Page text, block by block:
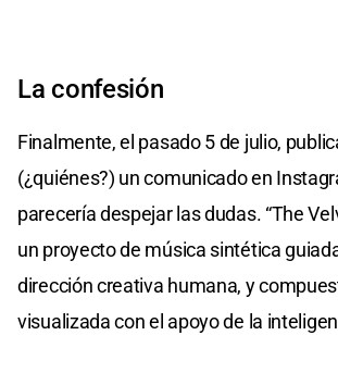
La confesión
Finalmente, el pasado 5 de julio,
(¿quiénes?) un comunicado en
parecería despejar las dudas. “The
un proyecto de música sintética
dirección creativa humana, y
visualizada con el apoyo de la